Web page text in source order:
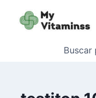
contenido
Buscar